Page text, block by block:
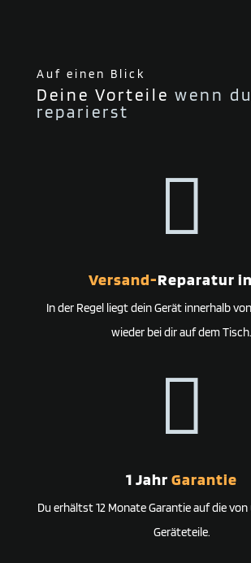
Auf einen Blick
Deine Vorteile wenn
reparierst

Versand-Reparatur
In der Regel liegt dein Gerät innerhalb
wieder bei dir auf dem Tisch.

1 JahrGarantie
Du erhältst 12 Monate Garantie auf die
Geräteteile.